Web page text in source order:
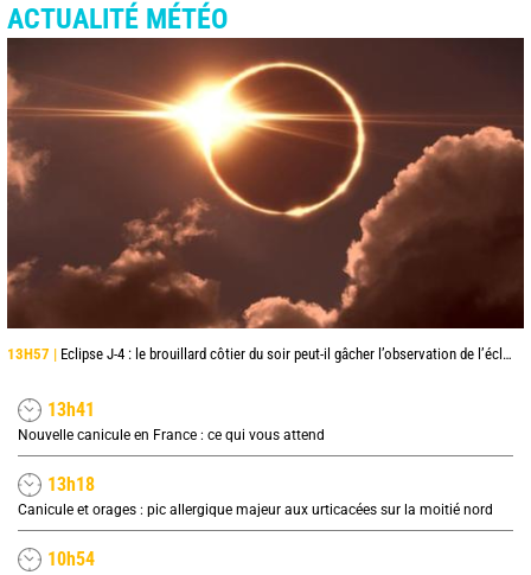
ACTUALITÉ MÉTÉO
13H57 | Eclipse J-4 : le brouillard côtier du soir peut-il gâcher l’observation de l’éclipse à la plage ?
13h41
Nouvelle canicule en France : ce qui vous attend
13h18
Canicule et orages : pic allergique majeur aux urticacées sur la moitié nord
10h54